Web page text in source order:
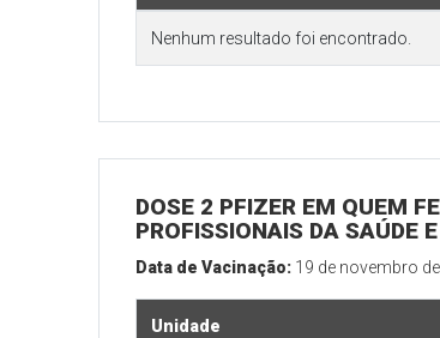
Nenhum resultado foi encontrado.
DOSE 2 PFIZER EM QUEM
PROFISSIONAIS DA SAÚDE
Data de Vacinação: 19 de novembro
Unidade